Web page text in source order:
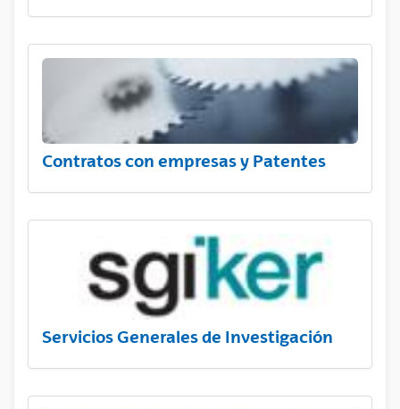
Contratos con empresas y Patentes
Servicios Generales de Investigación